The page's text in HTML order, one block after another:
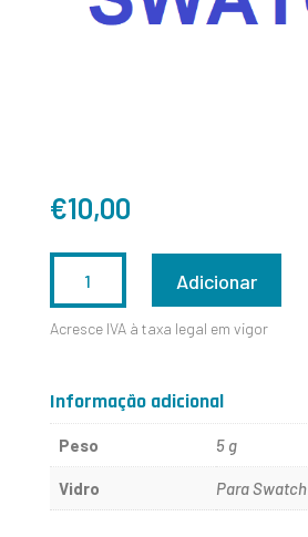
€10,00
DE
345.5
Adicionar
Acresce IVA à taxa legal em vigor
Informação adicional
Peso 5 g
Vidro Para Swatch